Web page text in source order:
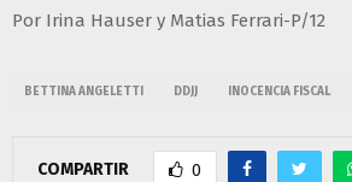
Por Irina Hauser y Matias Ferrari-P/12
BETTINA ANGELETTI DDJJ INOCENCIA FISCAL
COMPARTIR 0